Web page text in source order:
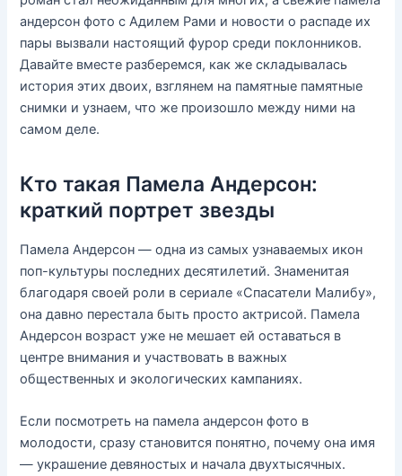
андерсон фото с Адилем Рами и новости о распаде их
пары вызвали настоящий фурор среди поклонников.
Давайте вместе разберемся, как же складывалась
история этих двоих, взглянем на памятные памятные
снимки и узнаем, что же произошло между ними на
самом деле.
Кто такая Памела Андерсон:
краткий портрет звезды
Памела Андерсон — одна из самых узнаваемых икон
поп-культуры последних десятилетий. Знаменитая
благодаря своей роли в сериале «Спасатели Малибу»,
она давно перестала быть просто актрисой. Памела
Андерсон возраст уже не мешает ей оставаться в
центре внимания и участвовать в важных
общественных и экологических кампаниях.
Если посмотреть на памела андерсон фото в
молодости, сразу становится понятно, почему она имя
— украшение девяностых и начала двухтысячных.